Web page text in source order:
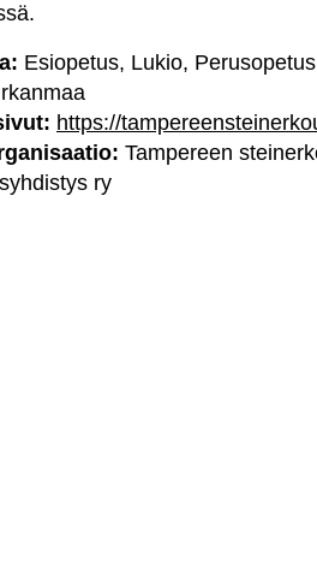
Esiopetus, Lukio, Perusopetus
https://
Tampereen
ry